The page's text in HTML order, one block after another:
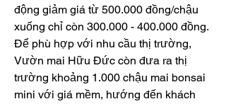
động giảm giá từ 500.000 đồng/chậu
xuống chỉ còn 300.000 - 400.000 đồng.
Để phù hợp với nhu cầu thị trường,
Vườn mai Hữu Đức còn đưa ra thị
trường khoảng 1.000 chậu mai bonsai
mini với giá mềm, hướng đến khách